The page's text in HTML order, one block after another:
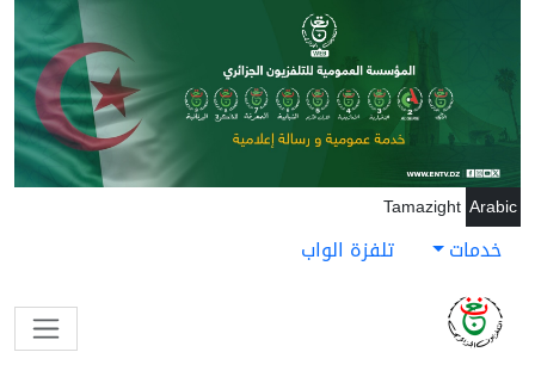
تجاوز إلى المحتوى الرئيسي
Arabic
Tamazight
خدمات تلفزة الواب